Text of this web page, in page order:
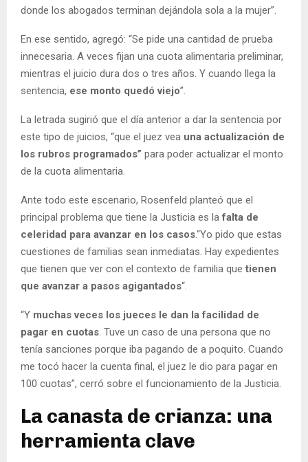
donde los abogados terminan dejándola sola a la mujer”.
En ese sentido, agregó: “Se pide una cantidad de prueba
innecesaria. A veces fijan una cuota alimentaria preliminar,
mientras el juicio dura dos o tres años. Y cuando llega la
sentencia, ese monto quedó viejo”.
La letrada sugirió que el día anterior a dar la sentencia por
este tipo de juicios, “que el juez vea una actualización de
los rubros programados” para poder actualizar el monto
de la cuota alimentaria.
Ante todo este escenario, Rosenfeld planteó que el
principal problema que tiene la Justicia es lafalta de
celeridad para avanzar en los casos.“Yo pido que estas
cuestiones de familias sean inmediatas. Hay expedientes
que tienen que ver con el contexto de familia que tienen
que avanzar a pasos agigantados“.
“Y muchas veces los jueces le dan la facilidad de
pagar en cuotas. Tuve un caso de una persona que no
tenía sanciones porque iba pagando de a poquito. Cuando
me tocó hacer la cuenta final, el juez le dio para pagar en
100 cuotas”, cerró sobre el funcionamiento de la Justicia.
La canasta de crianza: una
herramienta clave